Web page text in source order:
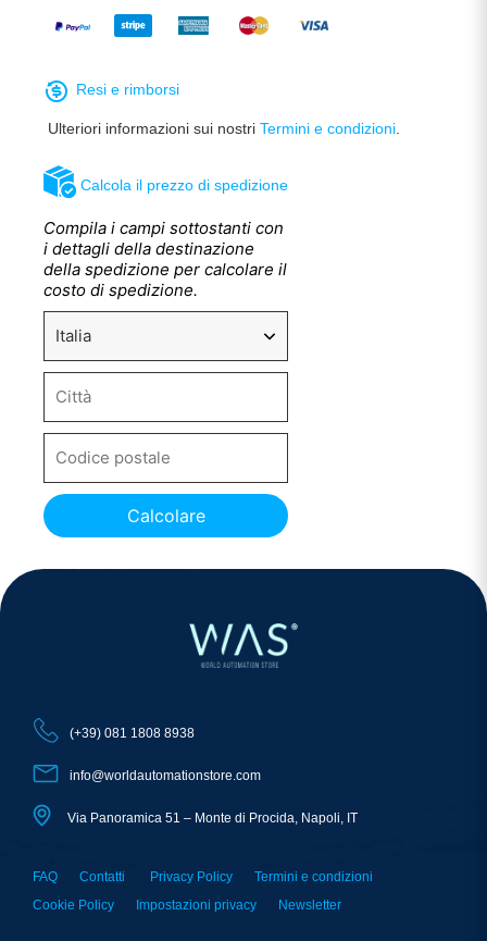
Calcola il prezzo di spedizione
Compila i campi sottostanti con
i dettagli della destinazione
della spedizione per calcolare il
costo di spedizione.
Calcolare
Resi e rimborsi
Ulteriori informazioni sui nostri Termini e condizioni
(+39) 081 1808 8938
info@worldautomationstore.com
Via Panoramica 51 – Monte di Procida, Napoli, IT
FAQ Contatti Privacy Policy
Termini e condizioni
Cookie Policy
Impostazioni privacy Newsletter